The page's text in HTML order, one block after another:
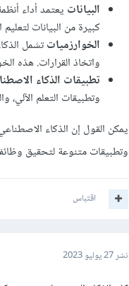
البيانات يعتمد أداء
كبيرة من البيانات
الخوارزمياتتشمل
واتخاذ القرارات. هذه
تطبيقات الذكاء
وتطبيقات التعلم الآلي،
يمكن القول إن الذكاء
وتطبيقات متنوعة لتحقيق
اقتباس
نشر27 يوليو 2023